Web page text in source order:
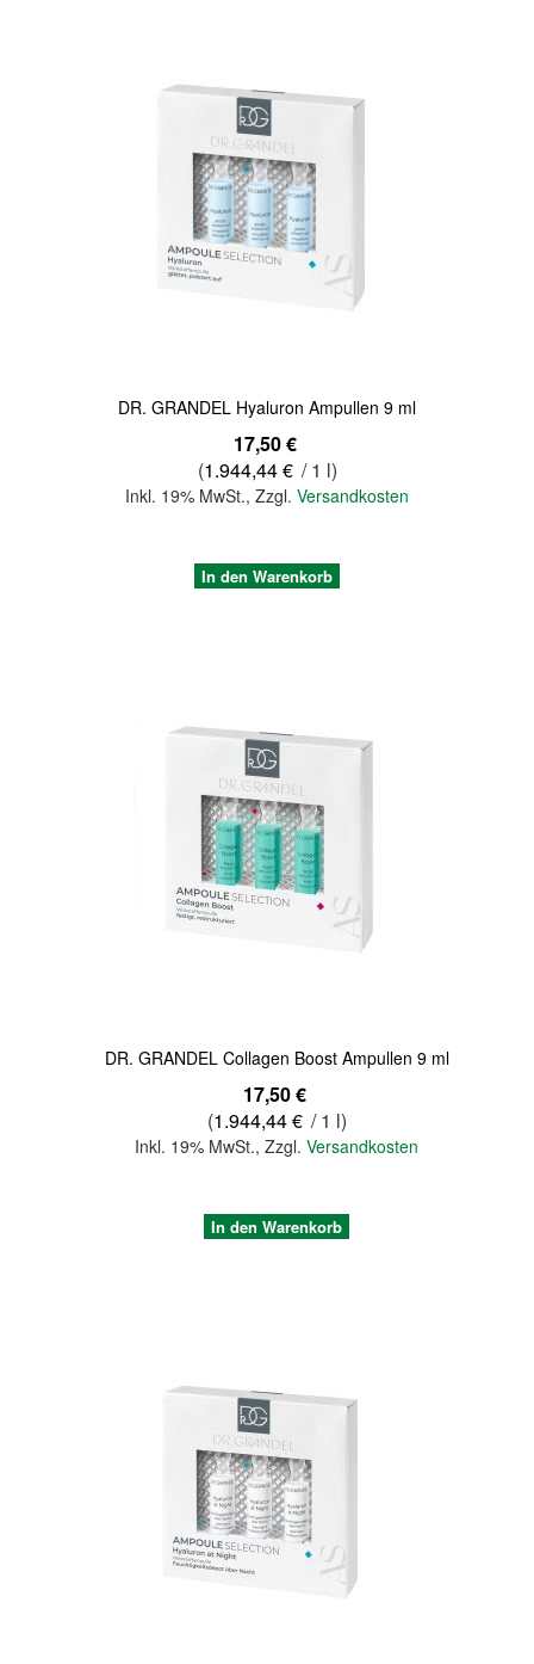
DR. GRANDEL Hyaluron Ampullen 9 ml
17,50 €
(1.944,44 € / 1 l)
Inkl. 19% MwSt., Zzgl. Versandkosten
In den Warenkorb
DR. GRANDEL Collagen Boost Ampullen 9 ml
17,50 €
(1.944,44 € / 1 l)
Inkl. 19% MwSt.,Zzgl.Versandkosten
In den Warenkorb